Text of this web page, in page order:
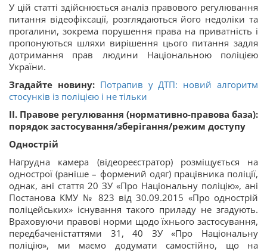
У цій статті здійснюється аналіз правового регулювання
питання відеофіксації, розглядаються його недоліки та
прогалини, зокрема порушення права на приватність і
пропонуються шляхи вирішення цього питання задля
дотримання прав людини Національною поліцією
України.
Згадайте новину: Потрапив у ДТП: новий алгоритм
стосунків із поліцією і не тільки
ІІ. Правове регулювання (нормативно-правова база):
порядок застосування/зберігання/режим доступу
Однострій
Нагрудна камера (відеореєстратор) розміщується на
однострої (раніше – формений одяг) працівника поліції,
однак, ані стаття 20 ЗУ «Про Національну поліцію», ані
Постанова КМУ № 823 від 30.09.2015 «Про однострій
поліцейських» існування такого приладу не згадують.
Враховуючи правові норми щодо їхнього застосування,
передбаченістаттями 31, 40 ЗУ «Про Національну
поліцію», ми маємо додумати самостійно, що на